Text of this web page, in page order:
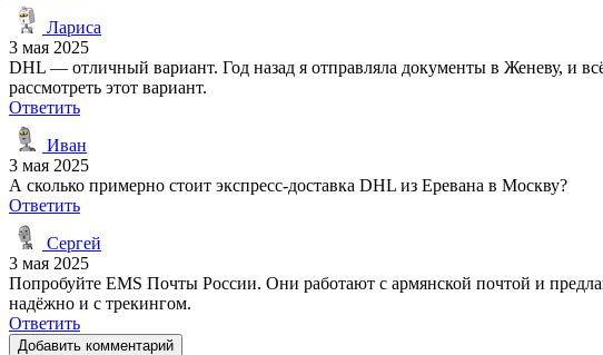
Лариса
3 мая 2025
DHL — отличный вариант. Год назад я отправляла документы в Женеву, и
рассмотреть этот вариант.
Ответить
Иван
3 мая 2025
А сколько примерно стоит экспресс-доставка DHL из Еревана в Москву?
Ответить
Сергей
3 мая 2025
Попробуйте EMS Почты России. Они работают с армянской почтой и
надёжно и с трекингом.
Ответить
Добавить комментарий